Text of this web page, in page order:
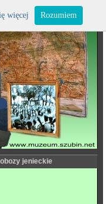
obozy jenieckie
więcej Rozumiem